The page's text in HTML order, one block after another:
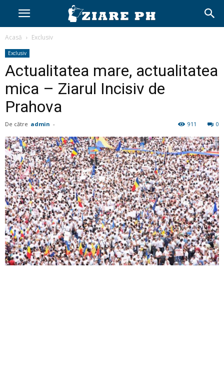
Acasă Exclusiv
Exclusiv
Actualitatea mare, actualitatea
mica – Ziarul Incisiv de
Prahova
De către admin - 0
911